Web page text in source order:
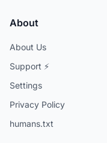
About
About Us
Support ⚡
Settings
Privacy Policy
humans.txt